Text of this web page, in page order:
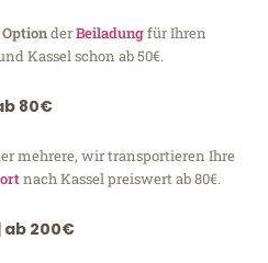
derBeiladungfür Ihren
Kassel schon ab 50€.
80€
mehrere, wir transportieren Ihre
nach Kassel preiswert ab 80€.
ab 200€